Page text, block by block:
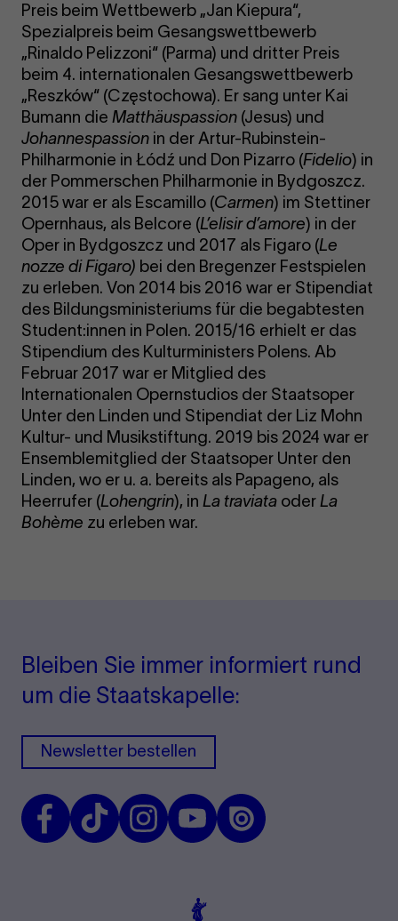
Preis beim Wettbewerb „Jan Kiepura“,
Spezialpreis beim Gesangswettbewerb
„Rinaldo Pelizzoni“ (Parma) und dritter Preis
beim 4. internationalen Gesangswettbewerb
„Reszków“ (Częstochowa). Er sang unter Kai
Bumann dieMatthäuspassion (Jesus) und
Johannespassion in der Artur-Rubinstein-
Philharmonie in Łódź und Don Pizarro (Fidelio) in
der Pommerschen Philharmonie in Bydgoszcz.
2015 war er als Escamillo (Carmen) im Stettiner
Opernhaus, als Belcore (L’elisir d’amore) in der
Oper in Bydgoszcz und 2017 als Figaro (Le
nozze di Figaro) bei den Bregenzer Festspielen
zu erleben. Von 2014 bis 2016 war er Stipendiat
des Bildungsministeriums für die begabtesten
Student:innen in Polen. 2015/16 erhielt er das
Stipendium des Kulturministers Polens. Ab
Februar 2017 war er Mitglied des
Internationalen Opernstudios der Staatsoper
Unter den Linden und Stipendiat der Liz Mohn
Kultur- und Musikstiftung. 2019 bis 2024 war er
Ensemblemitglied der Staatsoper Unter den
Linden, wo er u. a. bereits als Papageno, als
Heerrufer (Lohengrin), inLa traviata oderLa
Bohème zu erleben war.
Bleiben Sie immer informiert rund
um die Staatskapelle:
Newsletter bestellen
FacebookTikTokInstagramYoutubeIssuu